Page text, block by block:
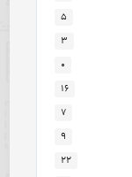
۵
۳
۰
۱۶
۷
۹
۲۲